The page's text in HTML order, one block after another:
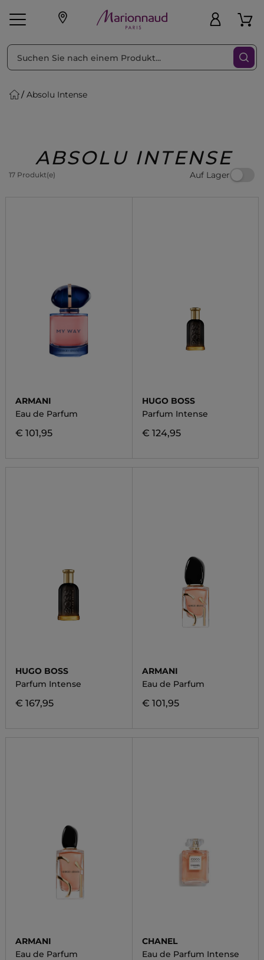
Geschenke
Absolu Intense
ABSOLU INTENSE
17 Produkt(e) Auf Lager
sortieren nach Filter
ARMANI
Eau de Parfum
€ 101,95
HUGO BOSS
Parfum Intense
€ 124,95
HUGO BOSS
Parfum Intense
€ 167,95
ARMANI
Eau de Parfum
€ 101,95
ARMANI
Eau de Parfum
CHANEL
Eau de Parfum Intense